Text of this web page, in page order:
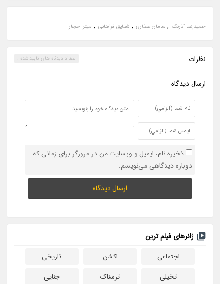
حمیدرضا آذرنگ , سامان صفاری , شقایق فراهانی , میترا حجار
نظرات تعداد ديدگاه هاي تاييد شده :
ارسال ديدگاه
ذخیره نام، ایمیل و وبسایت من در مرورگر برای زمانی که
دوباره دیدگاهی می‌نویسم.
ژانرهای فیلم ترین
اجتماعی
اکشن
تاریخی
تخیلی
ترسناک
جنایی